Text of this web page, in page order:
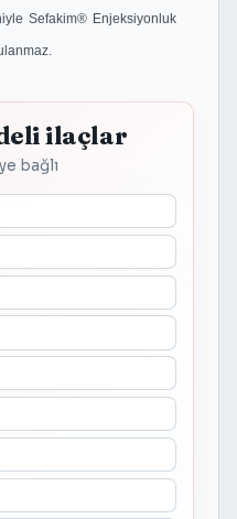
Sefakim® Enjeksiyonluk
ilaçlar
bağlı